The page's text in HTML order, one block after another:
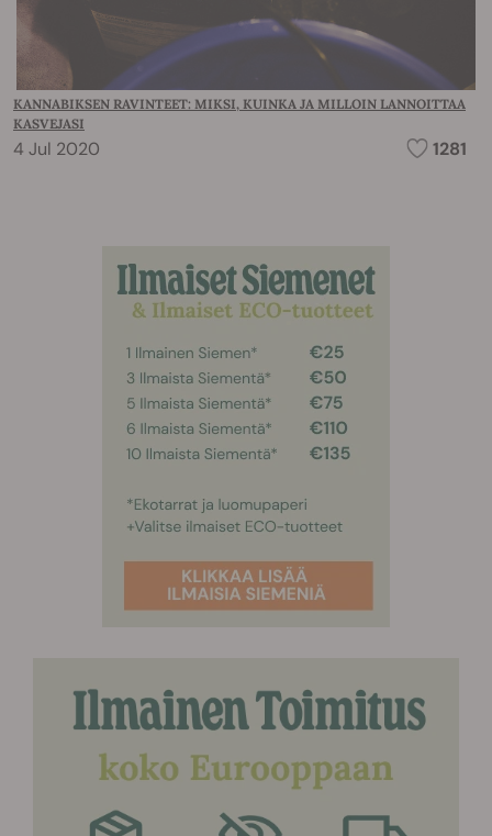
KANNABIKSEN RAVINTEET: MIKSI, KUINKA JA MILLOIN LANNOITTAA
KASVEJASI
4 Jul 2020 1281